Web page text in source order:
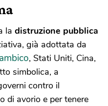
la distruzione pubblica
già adottata da
, Stati Uniti, Cina,
simbolica, a
contro il
di avorio e per tenere